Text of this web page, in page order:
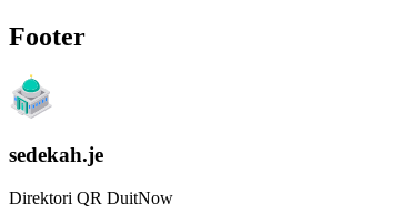
Footer
sedekah.je
Direktori QR DuitNow